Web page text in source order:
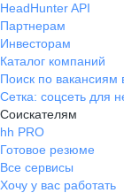
HeadHunter API
Партнерам
Инвесторам
Каталог компаний
Поиск по вакансиям
Сетка: соцсеть для
Соискателям
hh PRO
Готовое резюме
Все сервисы
Хочу у вас работать